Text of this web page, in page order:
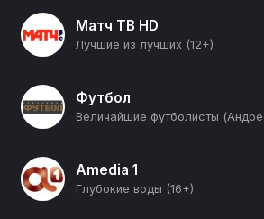
Матч ТВ HD
Лучшие из лучших (12+)
Футбол
Amedia 1
Глубокие воды (16+)